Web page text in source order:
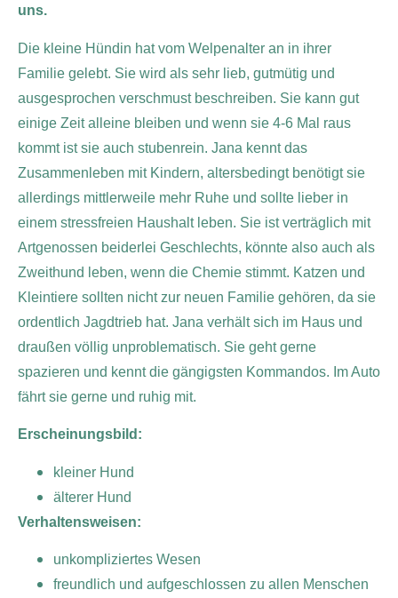
uns.
Die kleine Hündin hat vom Welpenalter an in ihrer
Familie gelebt. Sie wird als sehr lieb, gutmütig und
ausgesprochen verschmust beschreiben. Sie kann gut
einige Zeit alleine bleiben und wenn sie 4-6 Mal raus
kommt ist sie auch stubenrein. Jana kennt das
Zusammenleben mit Kindern, altersbedingt benötigt sie
allerdings mittlerweile mehr Ruhe und sollte lieber in
einem stressfreien Haushalt leben. Sie ist verträglich mit
Artgenossen beiderlei Geschlechts, könnte also auch als
Zweithund leben, wenn die Chemie stimmt. Katzen und
Kleintiere sollten nicht zur neuen Familie gehören, da sie
ordentlich Jagdtrieb hat. Jana verhält sich im Haus und
draußen völlig unproblematisch. Sie geht gerne
spazieren und kennt die gängigsten Kommandos. Im Auto
fährt sie gerne und ruhig mit.
Erscheinungsbild:
kleiner Hund
älterer Hund
Verhaltensweisen:
unkompliziertes Wesen
freundlich und aufgeschlossen zu allen Menschen